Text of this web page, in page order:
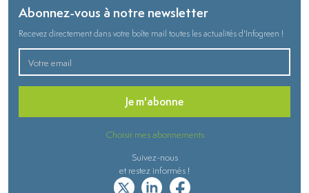
Abonnez-vous à notre newsletter
Recevez directement dans votre boîte mail toutes les actualités d'Infogreen !
Je m'abonne
Choisir mes abonnements
Suivez-nous
et restez informés !